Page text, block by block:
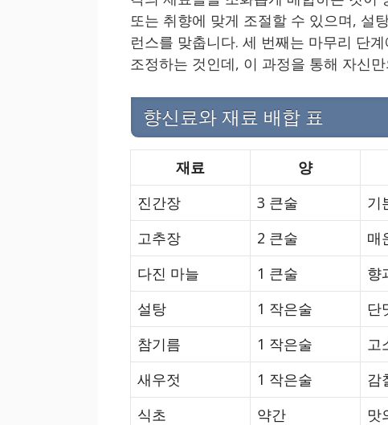
또는 취향에 맞게 조절할 수 있으며, 설
런스를 맞춥니다. 세 번째는 마무리 단
조정하는 것인데, 이 과정을 통해 자신
향신료와 재료 배합 표
재료 양
진간장
3 큰술
기
고추장
2 큰술
매
다진 마늘
1 큰술
향
설탕
1 작은술
단
참기름
1 작은술
고
새우젓
1 작은술
감
식초
약간 맛